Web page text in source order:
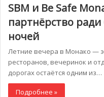
SBM и Be Safe
партнёрство
ночей
Летние вечера в Монако —
ресторанов, вечеринок и
дорогах остаётся одним из…
Подробнее »